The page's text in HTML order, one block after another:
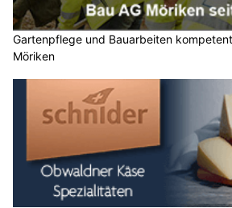
Gartenpflege und Bauarbeiten
Möriken